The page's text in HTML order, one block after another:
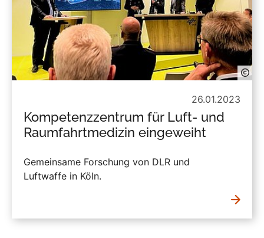
26.01.2023
Kompetenzzentrum für Luft- und
Raumfahrtmedizin eingeweiht
Gemeinsame Forschung von DLR und
Luftwaffe in Köln.